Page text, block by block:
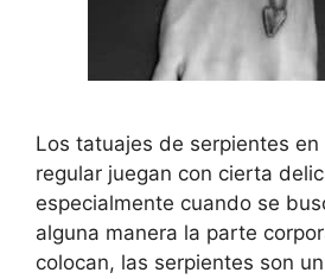
Los tatuajes de serpientes
regular juegan con cierta
especialmente cuando se
alguna manera la parte
colocan, las serpientes son